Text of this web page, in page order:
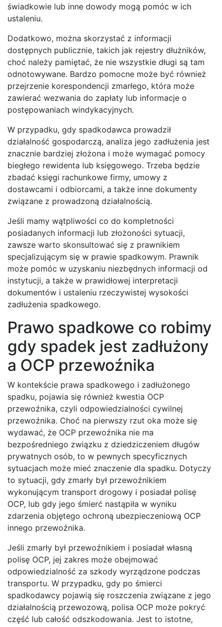
świadkowie lub inne dowody mogą pomóc w ich
ustaleniu.
Dodatkowo, można skorzystać z informacji
dostępnych publicznie, takich jak rejestry dłużników,
choć należy pamiętać, że nie wszystkie długi są tam
odnotowywane. Bardzo pomocne może być również
przejrzenie korespondencji zmarłego, która może
zawierać wezwania do zapłaty lub informacje o
postępowaniach windykacyjnych.
W przypadku, gdy spadkodawca prowadził
działalność gospodarczą, analiza jego zadłużenia jest
znacznie bardziej złożona i może wymagać pomocy
biegłego rewidenta lub księgowego. Trzeba będzie
zbadać księgi rachunkowe firmy, umowy z
dostawcami i odbiorcami, a także inne dokumenty
związane z prowadzoną działalnością.
Jeśli mamy wątpliwości co do kompletności
posiadanych informacji lub złożoności sytuacji,
zawsze warto skonsultować się z prawnikiem
specjalizującym się w prawie spadkowym. Prawnik
może pomóc w uzyskaniu niezbędnych informacji od
instytucji, a także w prawidłowej interpretacji
dokumentów i ustaleniu rzeczywistej wysokości
zadłużenia spadkowego.
Prawo spadkowe co robimy
gdy spadek jest zadłużony
a OCP przewoźnika
W kontekście prawa spadkowego i zadłużonego
spadku, pojawia się również kwestia OCP
przewoźnika, czyli odpowiedzialności cywilnej
przewoźnika. Choć na pierwszy rzut oka może się
wydawać, że OCP przewoźnika nie ma
bezpośredniego związku z dziedziczeniem długów
prywatnych osób, to w pewnych specyficznych
sytuacjach może mieć znaczenie dla spadku. Dotyczy
to sytuacji, gdy zmarły był przewoźnikiem
wykonującym transport drogowy i posiadał polisę
OCP, lub gdy jego śmierć nastąpiła w wyniku
zdarzenia objętego ochroną ubezpieczeniową OCP
innego przewoźnika.
Jeśli zmarły był przewoźnikiem i posiadał własną
polisę OCP, jej zakres może obejmować
odpowiedzialność za szkody wyrządzone podczas
transportu. W przypadku, gdy po śmierci
spadkodawcy pojawią się roszczenia związane z jego
działalnością przewozową, polisa OCP może pokryć
część lub całość odszkodowania. Jest to istotne,